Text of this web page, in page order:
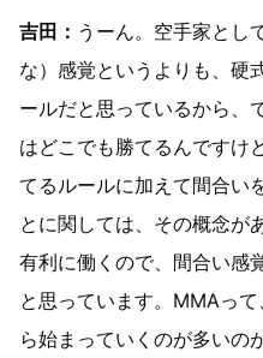
吉田： うーん。空手家とし
な）感覚というよりも、硬
ールだと思っているから、
はどこでも勝てるんですけ
てるルールに加えて間合い
とに関しては、その概念が
有利に働くので、間合い感
と思っています。MMAっ
ら始まっていくのが多いの